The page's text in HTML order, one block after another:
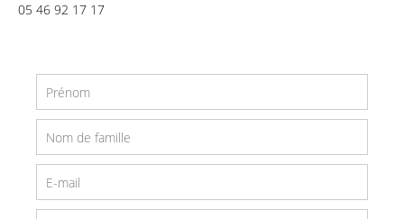
05 46 92 17 17